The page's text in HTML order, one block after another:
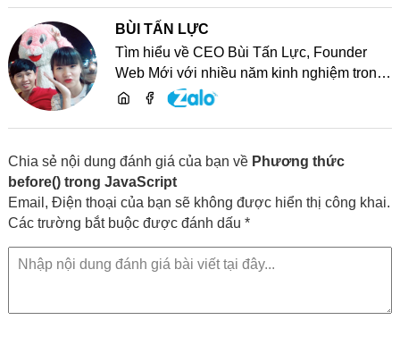
BÙI TẤN LỰC
Tìm hiểu về CEO Bùi Tấn Lực, Founder
Web Mới với nhiều năm kinh nghiệm trong
lĩnh vực phát triển website, SEO và chia sẻ
Chia sẻ nội dung đánh giá của bạn về Phương thức
before() trong JavaScript
Email, Điện thoại của bạn sẽ không được hiển thị công khai.
Các trường bắt buộc được đánh dấu *